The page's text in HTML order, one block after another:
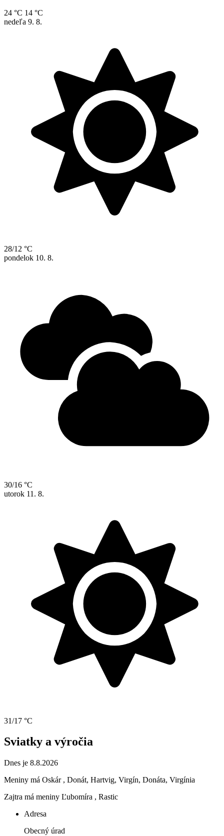
24 °C 14 °C
nedeľa 9. 8.
28/12 °C
pondelok 10. 8.
30/16 °C
utorok 11. 8.
31/17 °C
Sviatky a výročia
Dnes je 8.8.2026
Meniny má Oskár , Donát, Hartvig, Virgín, Donáta, Virgínia
Zajtra má meniny Ľubomíra , Rastic
Adresa
Obecný úrad